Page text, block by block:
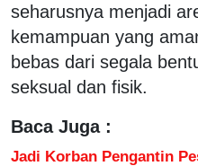
seharusnya menjadi
kemampuan yang
bebas dari segala
seksual dan fisik.
Baca Juga :
Jadi Korban Pengantin